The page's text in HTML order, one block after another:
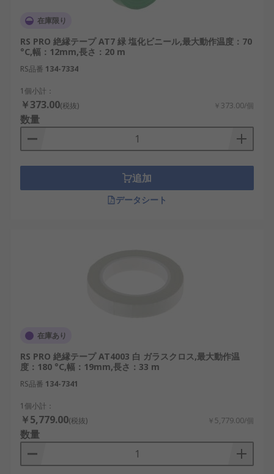
在庫限り
RS PRO 絶縁テープ AT7 緑 塩化ビニール,最大動作温度：70
°C,幅：12mm,長さ：20 m
RS品番 134-7334
1個小計：
￥373.00(税抜) ￥373.00/個
数量
追加
データシート
在庫あり
RS PRO 絶縁テープ AT4003 白 ガラスクロス,最大動作温
度：180 °C,幅：19mm,長さ：33 m
RS品番 134-7341
1個小計：
￥5,779.00(税抜) ￥5,779.00/個
数量